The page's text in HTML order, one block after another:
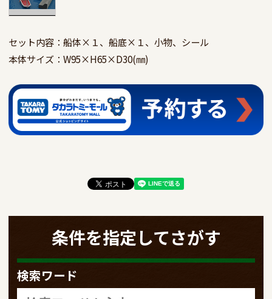
セット内容：船体×１、船底×１、小物、シール
本体サイズ：W95×H65×D30(㎜)
条件を指定してさがす
検索ワード